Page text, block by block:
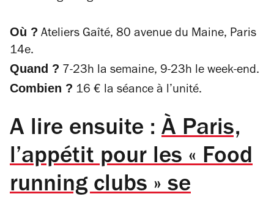
Où ? Ateliers Gaîté, 80 avenue du Maine, Paris
14e.
Quand ? 7-23h la semaine, 9-23h le week-end.
Combien ? 16 € la séance à l’unité.
A lire ensuite : À Paris,
l’appétit pour les « Food
running clubs » se